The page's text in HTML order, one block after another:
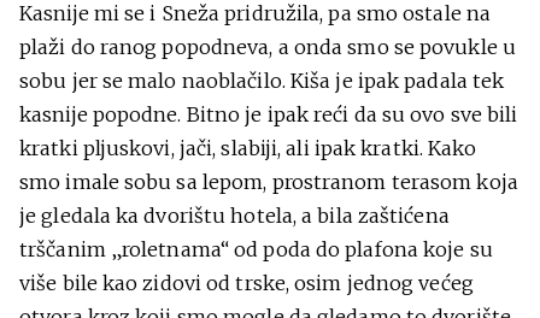
Kasnije mi se i Sneža pridružila, pa smo ostale na
plaži do ranog popodneva, a onda smo se povukle u
sobu jer se malo naoblačilo. Kiša je ipak padala tek
kasnije popodne. Bitno je ipak reći da su ovo sve bili
kratki pljuskovi, jači, slabiji, ali ipak kratki. Kako
smo imale sobu sa lepom, prostranom terasom koja
je gledala ka dvorištu hotela, a bila zaštićena
trščanim „roletnama“ od poda do plafona koje su
više bile kao zidovi od trske, osim jednog većeg